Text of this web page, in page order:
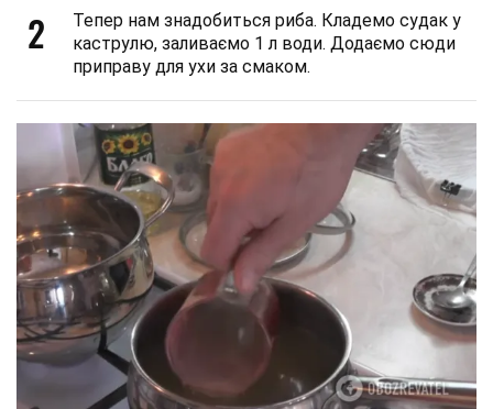
2
Тепер нам знадобиться риба. Кладемо судак у
каструлю, заливаємо 1 л води. Додаємо сюди
приправу для ухи за смаком.